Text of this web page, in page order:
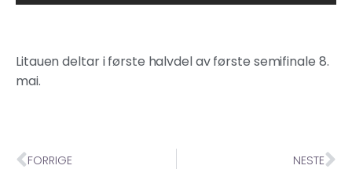
Litauen deltar i første halvdel av første semifinale 8.
mai.
FORRIGE NESTE